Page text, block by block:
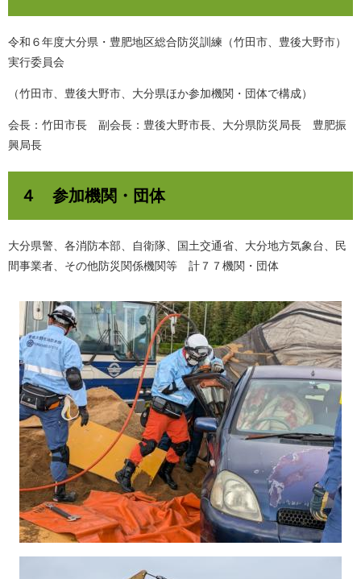
令和６年度大分県・豊肥地区総合防災訓練（竹田市、豊後大野市）
実行委員会
（竹田市、豊後大野市、大分県ほか参加機関・団体で構成）
会長：竹田市長 副会長：豊後大野市長、大分県防災局長 豊肥振
興局長
４ 参加機関・団体
大分県警、各消防本部、自衛隊、国土交通省、大分地方気象台、民
間事業者、その他防災関係機関等 計７７機関・団体